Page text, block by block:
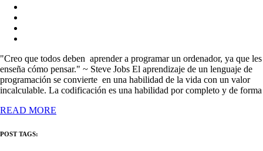
"Creo que todos deben aprender a programar un ordenador, ya que les
enseña cómo pensar." ~ Steve Jobs El aprendizaje de un lenguaje de
programación se convierte en una habilidad de la vida con un valor
incalculable. La codificación es una habilidad por completo y de forma
READ MORE
POST TAGS: